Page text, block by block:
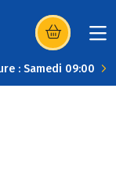
(s’ouvre dans
: Samedi 09:00